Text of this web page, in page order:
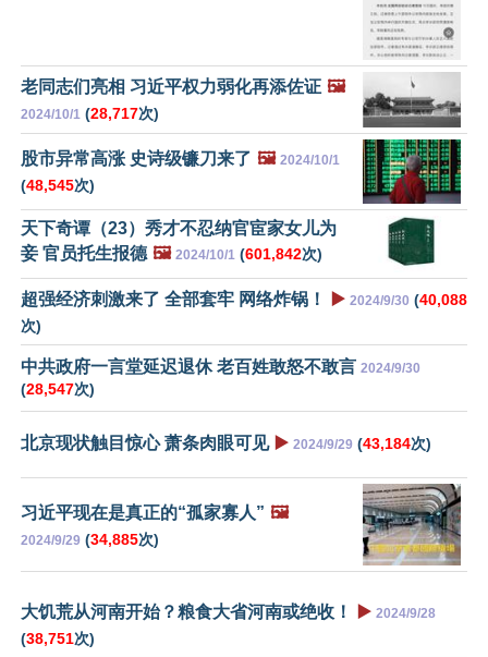
老同志们亮相 习近平权力弱化再添佐证 🖼️
2024/10/1 (28,717次)
股市异常高涨 史诗级镰刀来了 🖼️ 2024/10/1
(48,545次)
天下奇谭（23）秀才不忍纳官宦家女儿为
妾 官员托生报德 🖼️ 2024/10/1 (601,842次)
超强经济刺激来了 全部套牢 网络炸锅！ ▶️ 2024/9/30 (40,088
次)
中共政府一言堂延迟退休 老百姓敢怒不敢言 2024/9/30
(28,547次)
北京现状触目惊心 萧条肉眼可见 ▶️ 2024/9/29 (43,184次)
习近平现在是真正的“孤家寡人” 🖼️
2024/9/29 (34,885次)
大饥荒从河南开始？粮食大省河南或绝收！ ▶️ 2024/9/28
(38,751次)